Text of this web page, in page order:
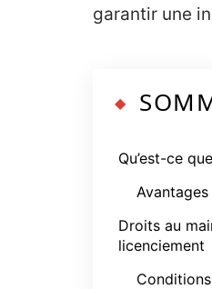
garantir une
Qu’est-ce
Droits au
licenciement